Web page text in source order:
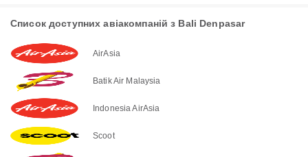
Список доступних авіакомпаній з Bali Denpasar
AirAsia
Batik Air Malaysia
Indonesia AirAsia
Scoot